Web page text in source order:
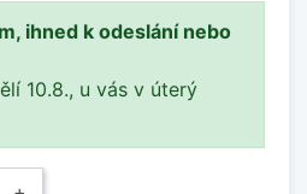
ihned k odeslání nebo
10.8., u vás v úterý